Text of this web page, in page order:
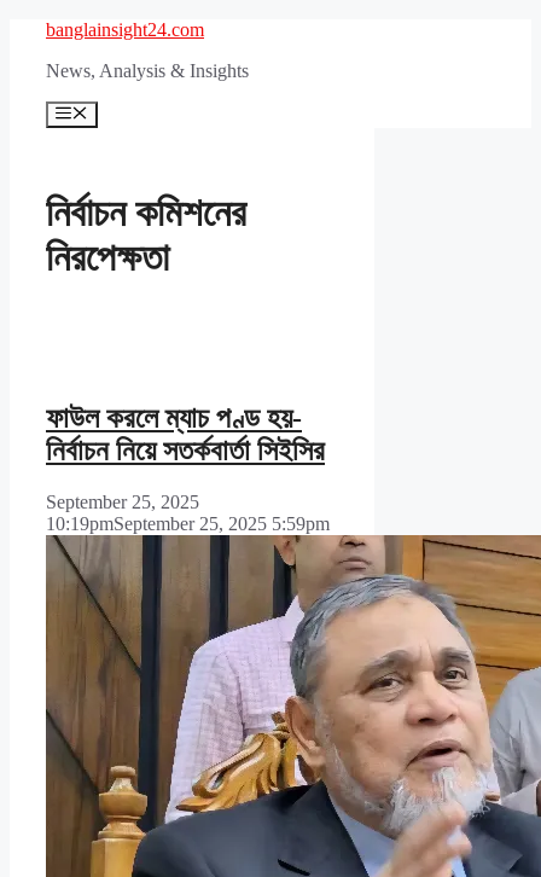
content
banglainsight24.com
News, Analysis & Insights
Menu
নির্বাচন কমিশনের
নিরপেক্ষতা
ফাউল করলে ম্যাচ পণ্ড হয়-
নির্বাচন নিয়ে সতর্কবার্তা সিইসির
September 25, 2025
10:19pmSeptember 25, 2025 5:59pm